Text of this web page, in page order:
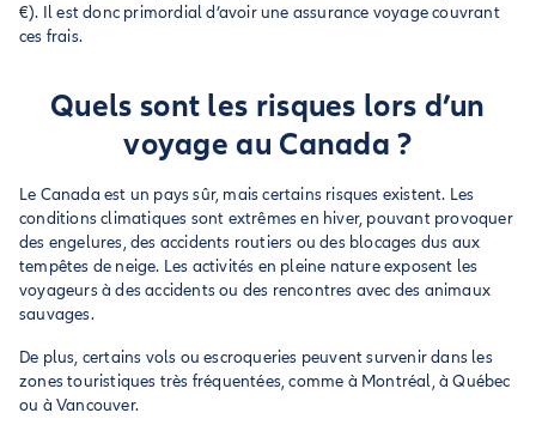
€). Il est donc primordial d’avoir une assurance voyage couvrant
ces frais.
Quels sont les risques lors d’un
voyage au Canada ?
Le Canada est un pays sûr, mais certains risques existent. Les
conditions climatiques sont extrêmes en hiver, pouvant provoquer
des engelures, des accidents routiers ou des blocages dus aux
tempêtes de neige. Les activités en pleine nature exposent les
voyageurs à des accidents ou des rencontres avec des animaux
sauvages.
De plus, certains vols ou escroqueries peuvent survenir dans les
zones touristiques très fréquentées, comme à Montréal, à Québec
ou à Vancouver.